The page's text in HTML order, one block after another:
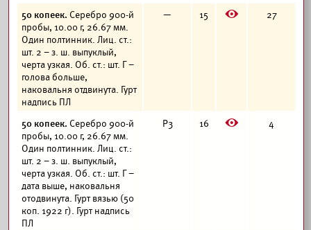
50 копеек. Серебро 900-й
пробы, 10.00 г, 26.67 мм.
Один полтинник. Лиц. ст.:
шт. 2 – з. ш. выпуклый,
черта узкая. Об. ст.: шт. Г –
голова больше,
наковальня отдвинута. Гурт
надпись ПЛ
— 15 E 27
50 копеек. Серебро 900-й
пробы, 10.00 г, 26.67 мм.
Один полтинник. Лиц. ст.:
шт. 2 – з. ш. выпуклый,
черта узкая. Об. ст.: шт. Г –
дата выше, наковальня
отодвинута. Гурт вязью (50
коп. 1922 г). Гурт надпись
ПЛ
Р3 16 E 4